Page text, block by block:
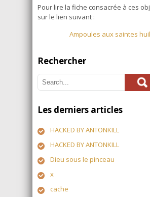
Pour lire la fiche consacrée à ces
sur le lien suivant :
Ampoules aux saintes
Rechercher
Les derniers articles
HACKED BY ANTONKILL
HACKED BY ANTONKILL
Dieu sous le pinceau
x
cache